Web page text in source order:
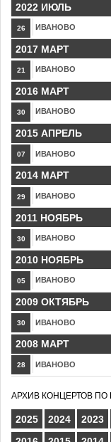
2022 ИЮЛЬ
26 ИВАНОВО
2017 МАРТ
21 ИВАНОВО
2016 МАРТ
30 ИВАНОВО
2015 АПРЕЛЬ
07 ИВАНОВО
2014 МАРТ
29 ИВАНОВО
2011 НОЯБРЬ
30 ИВАНОВО
2010 НОЯБРЬ
05 ИВАНОВО
2009 ОКТЯБРЬ
30 ИВАНОВО
2008 МАРТ
28 ИВАНОВО
АРХИВ КОНЦЕРТОВ ПО
2025 2024 2023